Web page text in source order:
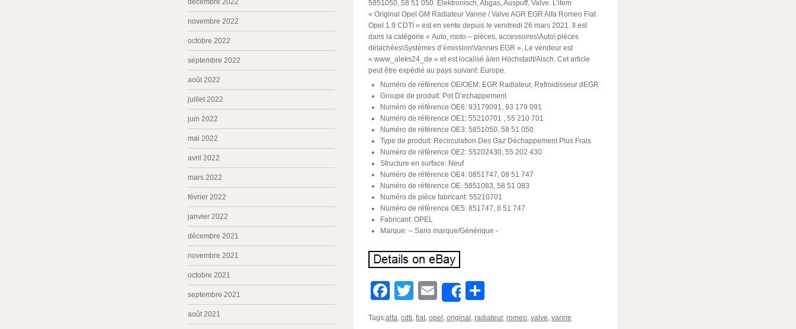
5851050, 58 51 050. Elektronisch, Abgas, Auspuff, Valve. L’item
« Original Opel GM Radiateur Vanne / Valve AGR EGR Alfa Romeo Fiat
Opel 1.9 CDTI » est en vente depuis le vendredi 26 mars 2021. Il est
dans la catégorie « Auto, moto – pièces, accessoires\Auto\ pièces
détachées\Systèmes d’émission\Vannes EGR ». Le vendeur est
« www_aleks24_de » et est localisé à/en Höchstadt/Aisch. Cet article
peut être expédié au pays suivant: Europe.
Numéro de référence OE/OEM: EGR Radiateur, Refroidisseur dEGR
Groupe de produit: Pot D’echappement
Numéro de référence OE6: 93179091, 93 179 091
Numéro de référence OE1: 55210701 , 55 210 701
Numéro de référence OE3: 5851050, 58 51 050
Type de produit: Recirculation Des Gaz Déchappement Plus Frais
Numéro de référence OE2: 55202430, 55 202 430
Structure en surface: Neuf
Numéro de référence OE4: 0851747, 08 51 747
Numéro de référence OE: 5851083, 58 51 083
Numéro de pièce fabricant: 55210701
Numéro de référence OE5: 851747, 8 51 747
Fabricant: OPEL
Marque: – Sans marque/Générique -
Facebook
TwitterEmailShare
Tags:alfa, cdti, fiat, opel , original , radiateur, romeo, valve, vanne
décembre 2022
novembre 2022
octobre 2022
septembre 2022
août 2022
juillet 2022
juin 2022
mai 2022
avril 2022
mars 2022
février 2022
janvier 2022
décembre 2021
novembre 2021
octobre 2021
septembre 2021
août 2021